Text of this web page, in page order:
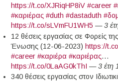
https://t.co/XJRiqHP8iV #career
#καριέρας #duth #dastaduth
https://t.co/sLVmFU1WH5 —3
12 θέσεις εργασίας σε Φορείς
Ένωσης (12-06-2023) https://
#career #καριέρα #καριέρας…
https://t.co/0LaAG0kThI —3 έτη
340 θέσεις εργασίας στον